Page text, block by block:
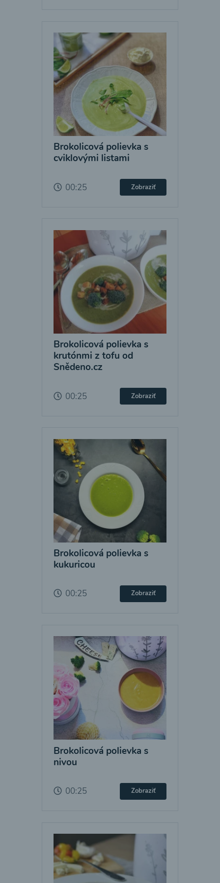
Brokolicová polievka s
cviklovými listami
00:25 Zobraziť
Brokolicová polievka s
krutónmi z tofu od
Snědeno.cz
00:25 Zobraziť
Brokolicová polievka s
kukuricou
00:25 Zobraziť
Brokolicová polievka s
nivou
00:25 Zobraziť